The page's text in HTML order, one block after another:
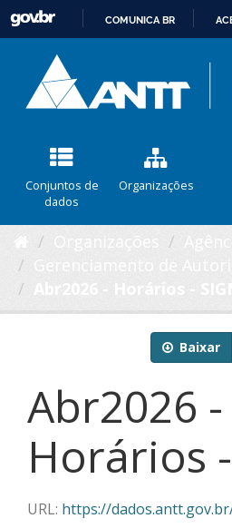
COMUNICA BR
Conjuntos de
dados
Organizações
Baixar
Abr2026 -
Horários
URL: https://dados.antt.gov.br/dataset/a8729428-f382-430c-abe5-6e5f85aa9a03/resource/